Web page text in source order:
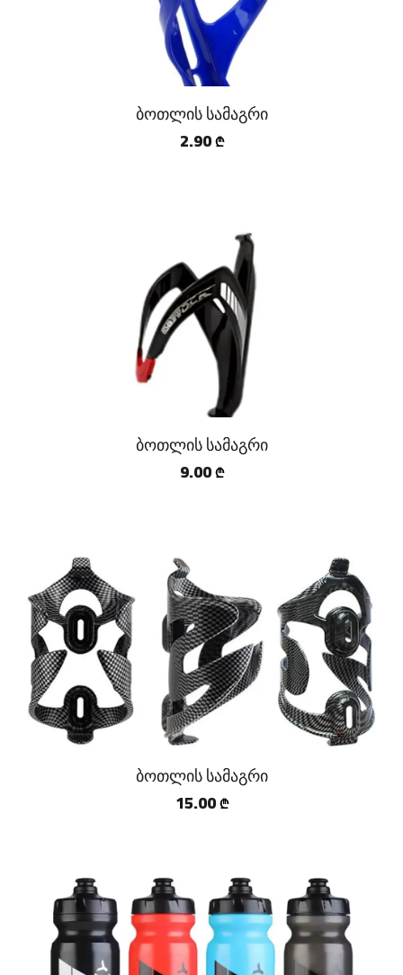
ბოთლის სამაგრი
2.90 ₾
ბოთლის სამაგრი
9.00 ₾
ბოთლის სამაგრი
15.00 ₾